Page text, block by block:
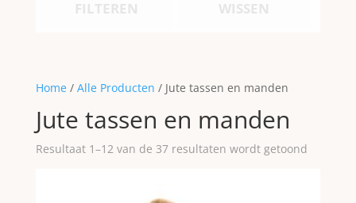
Home/ Alle Producten / Jute tassen en manden
Jute tassen en manden
Resultaat 1–12 van de 37 resultaten wordt getoond